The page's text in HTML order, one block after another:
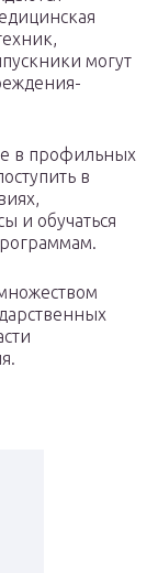
могут
в профильных
в
и обучаться